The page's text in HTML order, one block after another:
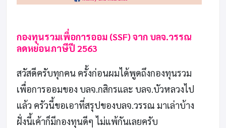
กองทุนรวมเพื่อการออม (SSF) จาก บลจ.วรรณ
ลดหย่อนภาษีปี 2563
สวัสดีครับทุกคน ครั้งก่อนผมได้พูดถึงกองทุนรวม
เพื่อการออมของ บลจ.กสิกรและ บลจ.บัวหลวงไป
แล้ว ครัวนี้ขอเอาที่สรุปของบลจ.วรรณ มาเล่าบ้าง
ฝั่งนี้เค้าก็มีกองทุนดีๆ ไม่แพ้กันเลยครับ